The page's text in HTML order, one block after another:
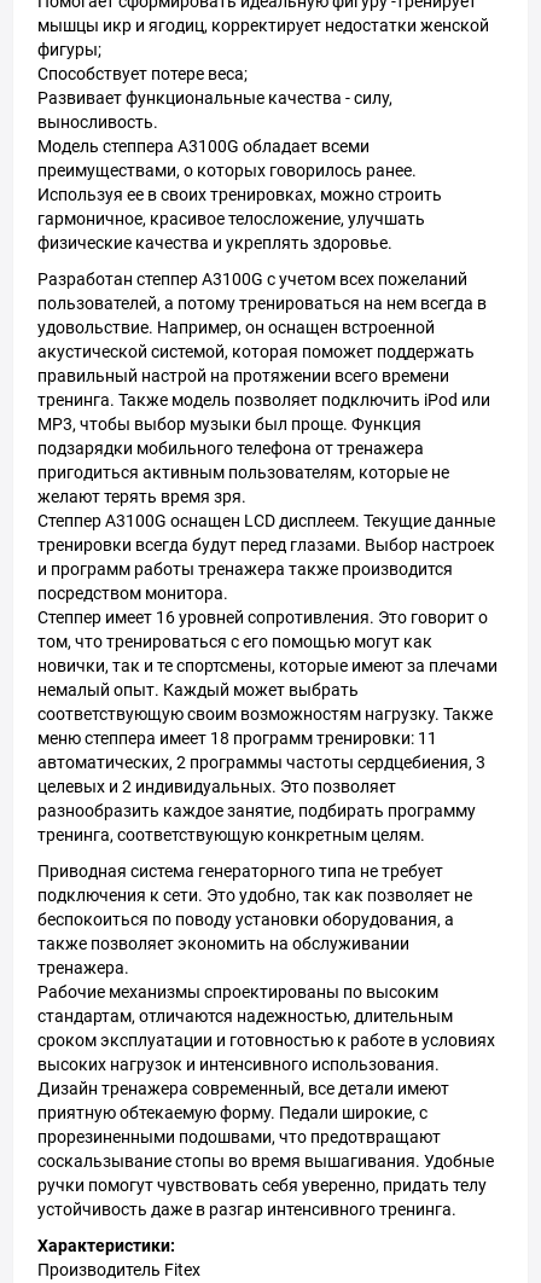
мышцы икр и ягодиц, корректирует недостатки женской
фигуры;
Способствует потере веса;
Развивает функциональные качества - силу,
выносливость.
Модель степпера A3100G обладает всеми
преимуществами, о которых говорилось ранее.
Используя ее в своих тренировках, можно строить
гармоничное, красивое телосложение, улучшать
физические качества и укреплять здоровье.
Разработан степпер A3100G с учетом всех пожеланий
пользователей, а потому тренироваться на нем всегда в
удовольствие. Например, он оснащен встроенной
акустической системой, которая поможет поддержать
правильный настрой на протяжении всего времени
тренинга. Также модель позволяет подключить iPod или
MP3, чтобы выбор музыки был проще. Функция
подзарядки мобильного телефона от тренажера
пригодиться активным пользователям, которые не
желают терять время зря.
Степпер A3100G оснащен LCD дисплеем. Текущие данные
тренировки всегда будут перед глазами. Выбор настроек
и программ работы тренажера также производится
посредством монитора.
Степпер имеет 16 уровней сопротивления. Это говорит о
том, что тренироваться с его помощью могут как
новички, так и те спортсмены, которые имеют за плечами
немалый опыт. Каждый может выбрать
соответствующую своим возможностям нагрузку. Также
меню степпера имеет 18 программ тренировки: 11
автоматических, 2 программы частоты сердцебиения, 3
целевых и 2 индивидуальных. Это позволяет
разнообразить каждое занятие, подбирать программу
тренинга, соответствующую конкретным целям.
Приводная система генераторного типа не требует
подключения к сети. Это удобно, так как позволяет не
беспокоиться по поводу установки оборудования, а
также позволяет экономить на обслуживании
тренажера.
Рабочие механизмы спроектированы по высоким
стандартам, отличаются надежностью, длительным
сроком эксплуатации и готовностью к работе в условиях
высоких нагрузок и интенсивного использования.
Дизайн тренажера современный, все детали имеют
приятную обтекаемую форму. Педали широкие, с
прорезиненными подошвами, что предотвращают
соскальзывание стопы во время вышагивания. Удобные
ручки помогут чувствовать себя уверенно, придать телу
устойчивость даже в разгар интенсивного тренинга.
Характеристики:
Производитель Fitex